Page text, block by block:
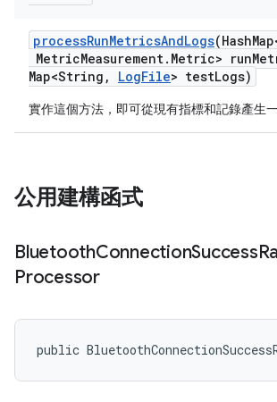
processRunMetricsAndLogs(Hash
MetricMeasurement. Metric> run
Map<String , LogFile> testLogs)
實作這個方法，即可從現有指標和記錄產生一
公用建構函式
BluetoothConnectionSuccess
Processor
public